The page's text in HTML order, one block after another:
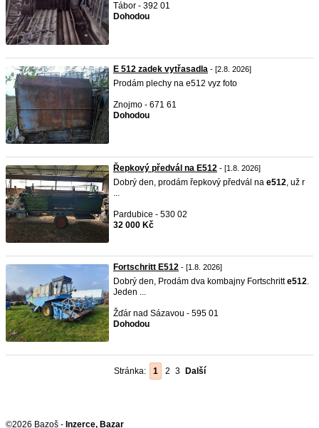
Tábor - 392 01
Dohodou
E 512 zadek vytřasadla - [2.8. 2026]
Prodám plechy na e512 vyz foto
Znojmo - 671 61
Dohodou
Řepkový předvál na E512 - [1.8. 2026]
Dobrý den, prodám řepkový předvál na e512, už r
...
Pardubice - 530 02
32 000 Kč
Fortschritt E512 - [1.8. 2026]
Dobrý den, Prodám dva kombajny Fortschritte512.
Jeden ...
Žďár nad Sázavou - 595 01
Dohodou
Stránka: 1 2 3 Další
©2026 Bazoš - Inzerce, Bazar